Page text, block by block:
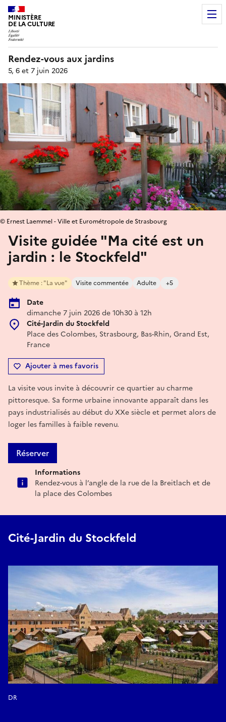
MINISTÈRE
DE LA CULTURE
Rendez-vous aux jardins
5, 6 et 7 juin 2026
Visite guidée "Ma cité est un
jardin : le Stockfeld"
Thème : "La vue" Visite commentée Adulte +5
Date
dimanche 7 juin 2026 de 10h30 à 12h
Cité-Jardin du Stockfeld
Place des Colombes, Strasbourg, Bas-Rhin, Grand Est,
France
Ajouter à mes favoris
© Ernest Laemmel - Ville et Eurométropole de Strasbourg
La visite vous invite à découvrir ce quartier au charme
pittoresque. Sa forme urbaine innovante apparaît dans les
pays industrialisés au début du XXe siècle et permet alors de
loger les familles à faible revenu.
Réserver
Informations
Rendez-vous à l’angle de la rue de la Breitlach et de
la place des Colombes
Cité-Jardin du Stockfeld
DR